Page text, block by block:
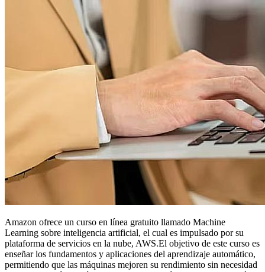
Amazon ofrece un curso en línea gratuito llamado Machine
Learning sobre inteligencia artificial, el cual es impulsado por su
plataforma de servicios en la nube, AWS.El objetivo de este curso es
enseñar los fundamentos y aplicaciones del aprendizaje automático,
permitiendo que las máquinas mejoren su rendimiento sin necesidad